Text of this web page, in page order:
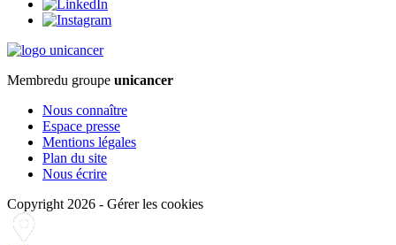
Membredu groupe unicancer
Nous connaître
Espace presse
Mentions légales
Plan du site
Nous écrire
Copyright 2026 - Gérer les cookies